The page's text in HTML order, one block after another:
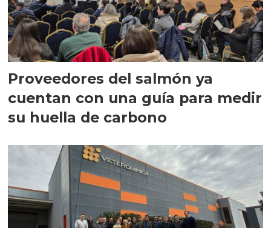
Proveedores del salmón ya
cuentan con una guía para medir
su huella de carbono